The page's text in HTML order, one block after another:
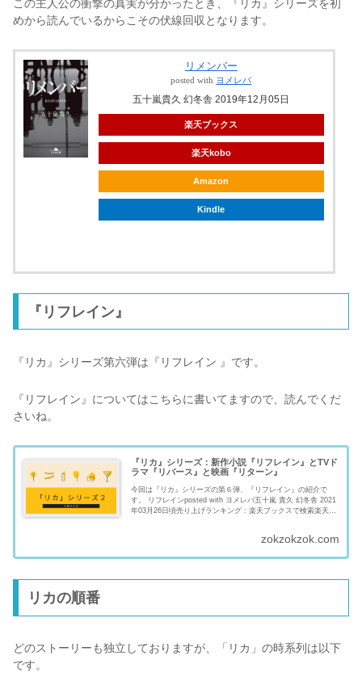
この主人公の衝撃の真実が分かったとき、『リカ』シリーズを初
めから読んでいるからこその伏線回収となります。
リメンバー
posted with ヨメレバ
五十嵐貴久 幻冬舎 2019年12月05日
楽天ブックス
楽天kobo
Amazon
Kindle
『リフレイン』
『リカ』シリーズ第六弾は『リフレイン 』です。
『リフレイン』についてはこちらに書いてますので、読んでくだ
さいね。
『リカ』シリーズ：新作小説『リフレイン』とTVド
ラマ『リバース』と映画『リターン』
今回は『リカ』シリーズの第６弾、『リフレイン』の紹介で
す。 リフレインposted with ヨメレバ五十嵐 貴久 幻冬舎 2021
年03月26日頃売り上げランキング : 楽天ブックスで検索楽天
zokzokzok.com
リカの順番
どのストーリーも独立しておりますが、「リカ」の時系列は以下
です。